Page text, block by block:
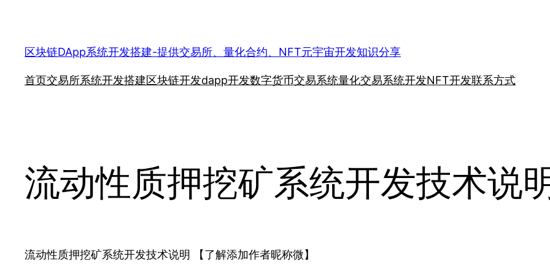
区块链DApp系统开发搭建-提供交易所、量化合约、NFT元宇宙开发知识分享
首页交易所系统开发搭建区块链开发dapp开发数字货币交易系统量化交易系统开发NFT开发联系方式
流动性质押挖矿系统开发技术说
流动性质押挖矿系统开发技术说明 【了解添加作者昵称微】